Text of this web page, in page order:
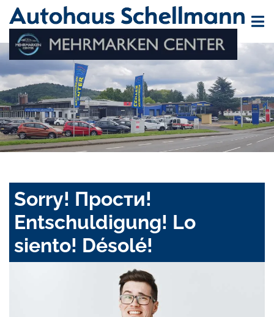
Sorry! Прости!
Entschuldigung! Lo
siento! Désolé!